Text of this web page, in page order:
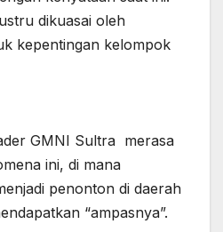
dikuasai oleh
kepentingan kelompok
GMNI Sultra merasa
ini, di mana
penonton di daerah
“ampasnya”.